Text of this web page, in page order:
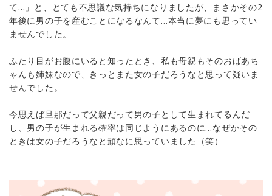
て…」と、とても不思議な気持ちになりましたが、まさかその2
年後に男の子を産むことになるなんて…本当に夢にも思ってい
ませんでした。
ふたり目がお腹にいると知ったとき、私も母親もそのおばあち
ゃんも姉妹なので、きっとまた女の子だろうなと思って疑いま
せんでした。
今思えば旦那だって父親だって男の子として生まれてるんだ
し、男の子が生まれる確率は同じようにあるのに…なぜかその
ときは女の子だろうなと頑なに思っていました（笑）